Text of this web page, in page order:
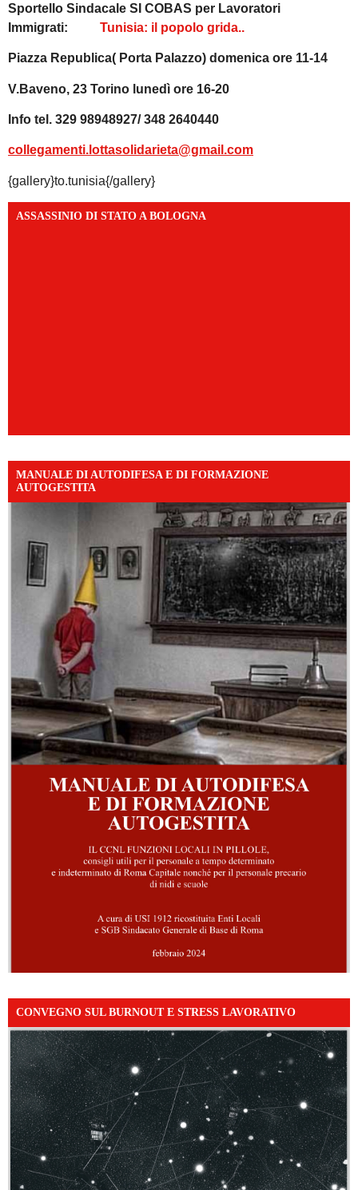
Sportello Sindacale SI COBAS per Lavoratori
Immigrati: Tunisia: il popolo grida..
Piazza Republica( Porta Palazzo) domenica ore 11-14
V.Baveno, 23 Torino lunedì ore 16-20
Info tel. 329 98948927/ 348 2640440
collegamenti.lottasolidarieta@gmail.com
{gallery}to.tunisia{/gallery}
ASSASSINIO DI STATO A BOLOGNA
MANUALE DI AUTODIFESA E DI FORMAZIONE
AUTOGESTITA
CONVEGNO SUL BURNOUT E STRESS LAVORATIVO